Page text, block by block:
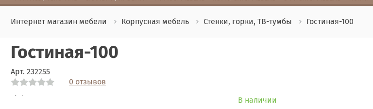
Интернет магазин мебели Корпусная мебель Стенки, горки, ТВ-тумбы Гостиная-100
Гостиная-100
Арт. 232255
0 отзывов
Link
Link
Link
Link В наличии